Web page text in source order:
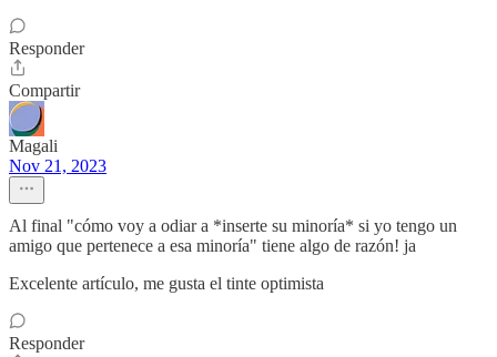
Responder
Compartir
Magali
Nov 21, 2023
Al final "cómo voy a odiar a *inserte su minoría* si yo tengo un
amigo que pertenece a esa minoría" tiene algo de razón! ja
Excelente artículo, me gusta el tinte optimista
Responder